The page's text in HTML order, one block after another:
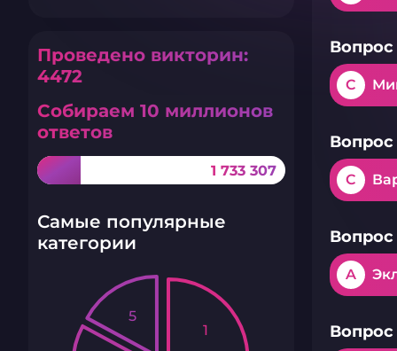
Проведено викторин:
4472
Собираем 10 миллионов
ответов
1 733 307
Самые популярные
категории
1
5
Вопрос
C
Вопрос
C
Вопрос
A
Вопрос